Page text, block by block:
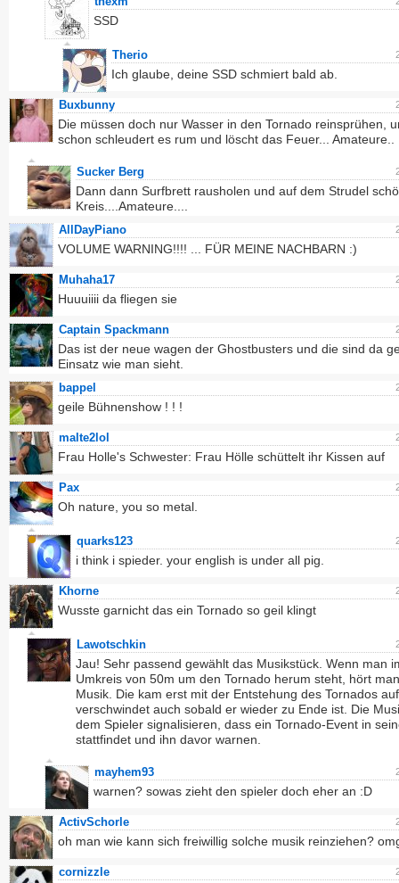
SSD
Therio
Ich glaube, deine SSD schmiert bald ab.
Buxbunny
Die müssen doch nur Wasser in den Tornado reinsprühen,
schon schleudert es rum und löscht das Feuer... Amateure..
Sucker Berg
Dann dann Surfbrett rausholen und auf dem Strudel
Kreis....Amateure....
AllDayPiano
VOLUME WARNING!!!! ... FÜR MEINE NACHBARN :)
Muhaha17
Huuuiiii da fliegen sie
Captain Spackmann
Das ist der neue wagen der Ghostbusters und die sind da
Einsatz wie man sieht.
bappel
geile Bühnenshow ! ! !
malte2lol
Frau Holle's Schwester: Frau Hölle schüttelt ihr Kissen auf
Pax
Oh nature, you so metal.
quarks123
i think i spieder. your english is under all pig.
Khorne
Wusste garnicht das ein Tornado so geil klingt
Lawotschkin
Jau! Sehr passend gewählt das Musikstück. Wenn man
Umkreis von 50m um den Tornado herum steht, hört
Musik. Die kam erst mit der Entstehung des Tornados
verschwindet auch sobald er wieder zu Ende ist. Die
dem Spieler signalisieren, dass ein Tornado-Event in
stattfindet und ihn davor warnen.
mayhem93
warnen? sowas zieht den spieler doch eher an :D
ActivSchorle
oh man wie kann sich freiwillig solche musik reinziehen?
cornizzle